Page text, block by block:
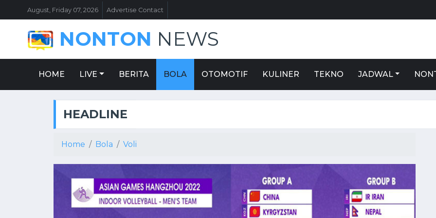
August, Friday 07, 2026 Advertise Contact
NONTON NEWS
HOME LIVE BERITA BOLA OTOMOTIF KULINER TEKNO JADWAL
HEADLINE
Home Bola Voli